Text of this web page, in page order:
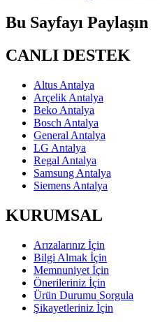
Bu Sayfayı Paylaşın
CANLI DESTEK
Altus Antalya
Arçelik Antalya
Beko Antalya
Bosch Antalya
General Antalya
LG Antalya
Regal Antalya
Samsung Antalya
Siemens Antalya
KURUMSAL
Arızalarınız İçin
Bilgi Almak İçin
Memnuniyet İçin
Önerileriniz İçin
Ürün Durumu Sorgula
Şikayetleriniz İçin